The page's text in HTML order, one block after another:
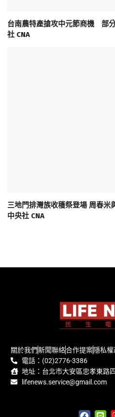
台南農特產搶攻中元節商機 部
社 CNA
三地門排灣族收穫祭登場 周春
中央社 CNA
關於我們新聞聯絡合作提案隱私
電話：(02)2776-3386
地址：台北市大安區忠孝東路
lifenews.service@gmail.com